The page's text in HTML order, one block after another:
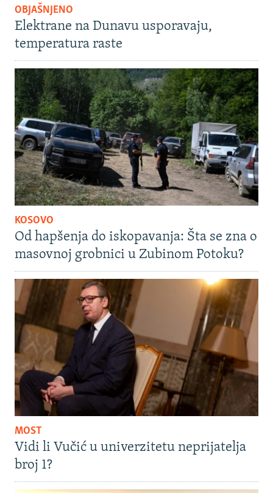
OBJAŠNJENO
Elektrane na Dunavu usporavaju,
temperatura raste
KOSOVO
Od hapšenja do iskopavanja: Šta se zna o
masovnoj grobnici u Zubinom Potoku?
MOST
Vidi li Vučić u univerzitetu neprijatelja
broj 1?